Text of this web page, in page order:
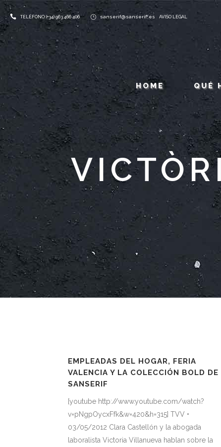
TELÉFONO: (+34) 963 466 406 sanserif@sanserif.es AVISO LEGAL
HOME QUÉ
EMPLEADAS DEL HOGAR, FERIA
VALENCIA Y LA COLECCIÓN BOLD DE
SANSERIF
[youtube http://www.youtube.com/watch?
v=pNgpOycxFfk&w=420&h=315] TVV •
03/05/2012 Clara Castellón y la abogada
laboralista Victoria Villanueva hablan sobre la